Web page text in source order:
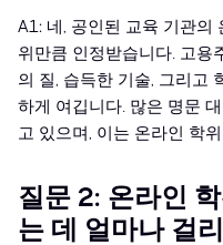
A1: 네, 공인된 교육 기관의
위만큼 인정받습니다. 고용
의 질, 습득한 기술, 그리고
하게 여깁니다. 많은 명문
고 있으며, 이는 온라인 학
질문 2: 온라인
는 데 얼마나 걸